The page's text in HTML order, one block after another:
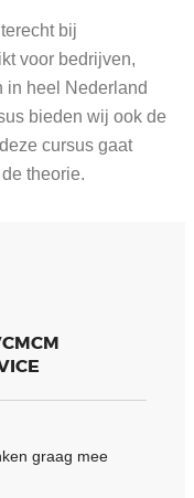
bij
voor bedrijven,
in heel Nederland
bieden wij ook de
cursus gaat
theorie.
graag mee